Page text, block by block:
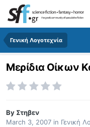
Γενική Λογοτεχνία
Μερίδια Οίκων
By Στηβεν
March 3, 2007 in Γενική